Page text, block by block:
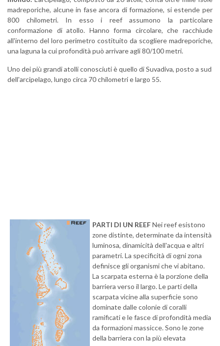
madreporiche, alcune in fase ancora di formazione, si estende per
800 chilometri. In esso i reef assumono la particolare
conformazione di atollo. Hanno forma circolare, che racchiude
all'interno del loro perimetro costituito da scogliere madreporiche,
una laguna la cui profondità può arrivare agli 80/100 metri.
Uno dei più grandi atolli conosciuti è quello di Suvadiva, posto a sud
dell'arcipelago, lungo circa 70 chilometri e largo 55.
PARTI DI UN REEFNei reef esistono
zone distinte, determinate da intensità
luminosa, dinamicità dell'acqua e altri
parametri. La specificità di ogni zona
definisce gli organismi che vi abitano.
La scarpata esterna è la porzione della
barriera verso il largo. Le parti della
scarpata vicine alla superficie sono
dominate dalle colonie di coralli
ramificati e le fasce di profondità media
da formazioni massicce. Sono le zone
della barriera con la più elevata